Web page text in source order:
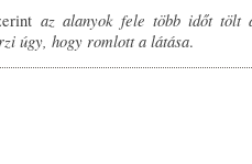
az alanyok fele több időt tölt
úgy, hogy romlott a látása.